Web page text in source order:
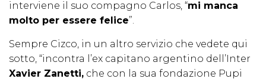
interviene il suo compagno Carlos, “mi manca
molto per essere felice”.
Sempre Cizco, in un altro servizio che vedete qui
sotto, “incontra l’ex capitano argentino dell’Inter
Xavier Zanetti, che con la sua fondazione Pupi